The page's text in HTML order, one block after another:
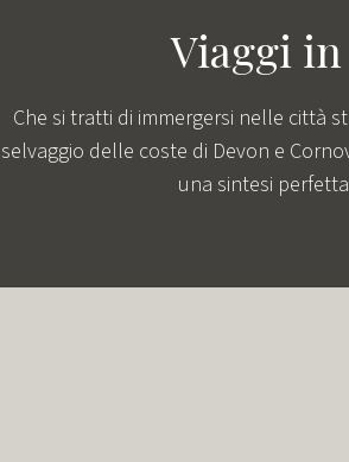
Viaggi
Che si tratti di immergersi nelle città
selvaggio delle coste di Devon e
una sintesi